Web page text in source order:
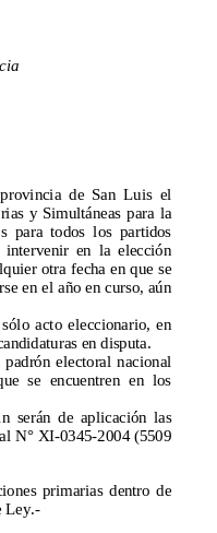
ncia de San Luis el
y Simultáneas para la
los partidos
en la elección
otra fecha en que se
en el año en curso, aún
sólo acto eleccionario, en
en disputa.
electoral nacional
se encuentren en los
de aplicación las
N° XI-0345
2004 (5509
primarias dentro de
Ley.-